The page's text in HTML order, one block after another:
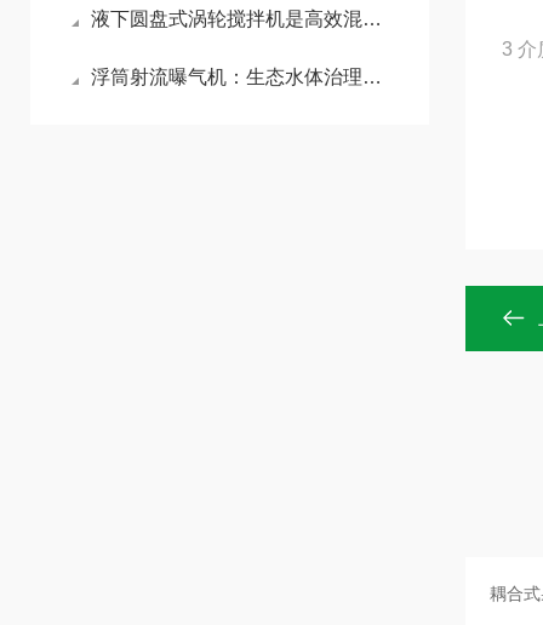
液下圆盘式涡轮搅拌机是高效混合的新选择
浮筒射流曝气机：生态水体治理的实用设备
3 介